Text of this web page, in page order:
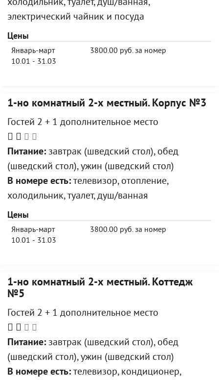
холодильник, туалет, душ/ванная,
электрический чайник и посуда
Цены
Январь-март
10.01 - 31.03
3800.00 руб. за номер
1-но комнатный 2-х местный. Корпус №3
Гостей 2 + 1 дополнительное место
Питание: завтрак (шведский стол), обед
(шведский стол), ужин (шведский стол)
В номере есть: телевизор, отопление,
холодильник, туалет, душ/ванная
Цены
Январь-март
10.01 - 31.03
3800.00 руб. за номер
1-но комнатный 2-х местный. Коттедж
№5
Гостей 2 + 1 дополнительное место
Питание: завтрак (шведский стол), обед
(шведский стол), ужин (шведский стол)
В номере есть: телевизор, кондиционер,